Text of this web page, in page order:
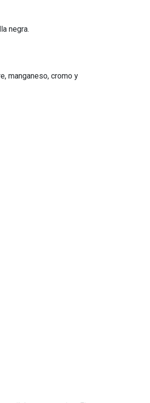
negra.
manganeso, cromo y